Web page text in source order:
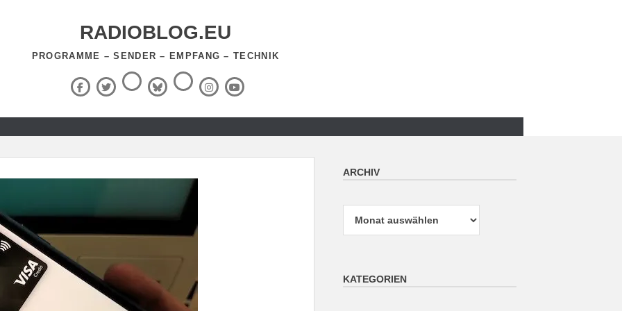
RADIOBLOG.EU
PROGRAMME – SENDER – EMPFANG – TECHNIK
Facebook
X
(Twitter)
ThreadsBlueSky
RSS-
Feed InstagramYouTube
ARCHIV
KATEGORIEN